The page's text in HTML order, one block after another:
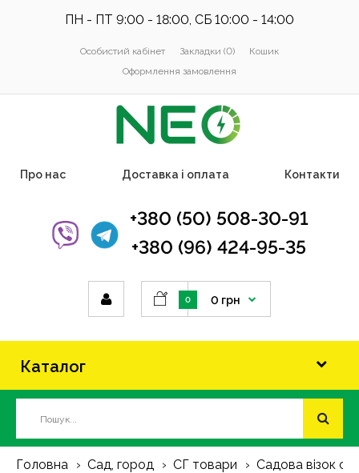
ПН - ПТ 9:00 - 18:00, СБ 10:00 - 14:00
Особистий кабінет Закладки (0)
Кошик
Оформлення замовлення
Про нас Доставка і оплата Контакти
+380 (50) 508-30-91
+380 (96) 424-95-35
0 0 грн
Каталог
Головна Сад, город СГ товари Садова візок